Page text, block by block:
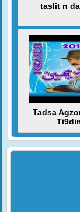
taslit n
Tadsa